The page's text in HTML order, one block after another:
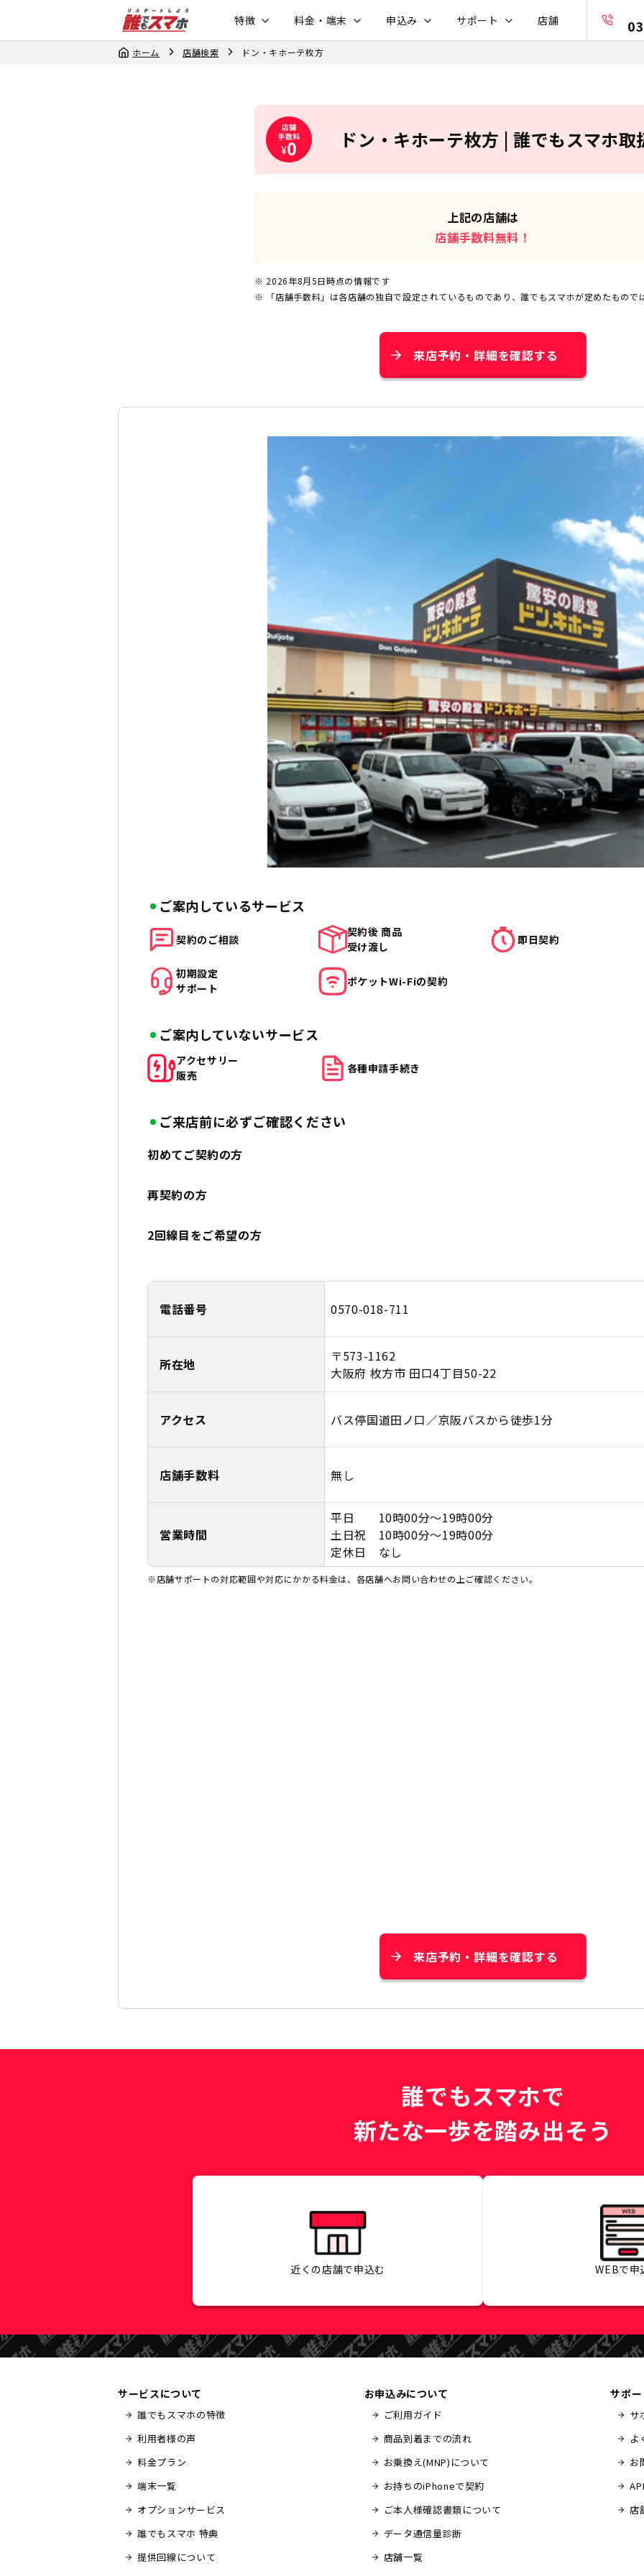
特徴 料金・端末 申込み サポート 店舗
ホーム 店舗検索 ドン・キホーテ枚方
ドン・キホーテ枚方 | 誰でもスマホ取
上記の店舗は
店舗手数料無料！
2026年8月5日時点の情報です
「店舗手数料」は各店舗の独自で設定されているものであり、誰でもスマホが定めたもので
来店予約・詳細を確認する
ご案内しているサービス
契約の ご相談
契約後 商品
受け渡し
即日契約
初期設定
サポート
ポケットWi-Fiの契約
ご案内していないサービス
アクセサリー
販売
各種申請手続き
ご来店前に必ずご確認ください
初めてご契約の方
再契約の方
2回線目をご希望の方
電話番号 0570-018-711
所在地
〒573-1162
大阪府 枚方市 田口4丁目50-22
アクセス バス停国道田ノ口／京阪バスから徒歩1分
店舗手数料 無し
営業時間
平日 10時00分～19時00分
土日祝 10時00分～19時00分
定休日 なし
※店舗サポートの対応範囲や対応にかかる料金は、各店舗へお問い合わせの上ご確認ください。
来店予約・詳細を確認する
誰でもスマホで
新たな一歩を踏み出そう
近くの店舗で申込む WEBで申
サービスについて
誰でもスマホの特徴
利用者様の声
料金プラン
端末一覧
オプションサービス
誰でもスマホ 特典
提供回線について
お申込みについて
ご利用ガイド
商品到着までの流れ
お乗換え(MNP)について
お持ちのiPhoneで契約
ご本人様確認書類について
データ通信量診断
店舗一覧
サポ
サ
よ
お
店